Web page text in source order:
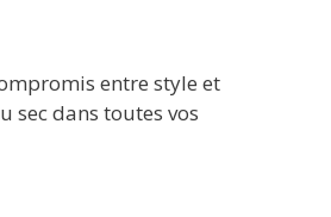
entre style et
sec dans toutes vos